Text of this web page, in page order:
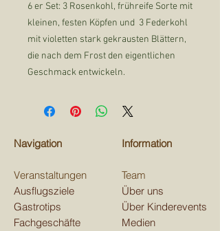
6 er Set: 3 Rosenkohl, frühreife Sorte mit
kleinen, festen Köpfen und 3 Federkohl
mit violetten stark gekrausten Blättern,
die nach dem Frost den eigentlichen
Geschmack entwickeln.
Navigation
Veranstaltungen
Ausflugsziele
Gastrotips
Fachgeschäfte
Information
Team
Über uns
Über Kinderevents
Medien